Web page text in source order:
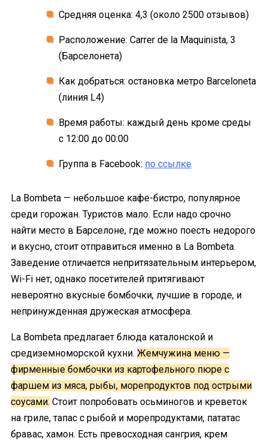
Средняя оценка: 4,3 (около 2500 отзывов)
Расположение: Carrer de la Maquinista, 3
(Барселонета)
Как добраться: остановка метро Barceloneta
(линия L4)
Время работы: каждый день кроме среды
с 12:00 до 00:00
Группа в Facebook: по ссылке
La Bombeta — небольшое кафе-бистро, популярное
среди горожан. Туристов мало. Если надо срочно
найти место в Барселоне, где можно поесть недорого
и вкусно, стоит отправиться именно в La Bombeta.
Заведение отличается непритязательным интерьером,
Wi-Fi нет, однако посетителей притягивают
невероятно вкусные бомбочки, лучшие в городе, и
непринужденная дружеская атмосфера.
La Bombeta предлагает блюда каталонской и
средиземноморской кухни. Жемчужина меню —
фирменные бомбочки из картофельного пюре с
фаршем из мяса, рыбы, морепродуктов под острыми
соусами. Стоит попробовать осьминогов и креветок
на гриле, тапас с рыбой и морепродуктами, пататас
бравас, хамон. Есть превосходная сангрия, крем